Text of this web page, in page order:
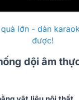
lớn - dàn
được!
dội âm